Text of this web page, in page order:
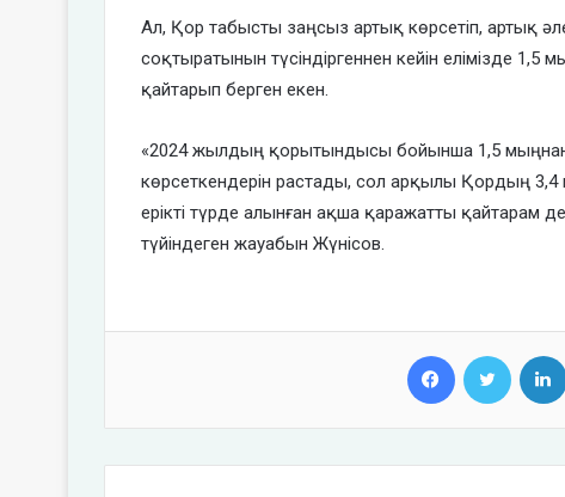
Ал, Қор табысты заңсыз артық көрсетіп, артық
соқтыратынын түсіндіргеннен кейін елімізде 1,5
қайтарып берген екен.
«2024 жылдың қорытындысы бойынша 1,5
көрсеткендерін растады, сол арқылы Қордың 3,4
ерікті түрде алынған ақша қаражатты қайтарам
түйіндеген жауабын Жүнісов.
Facebook Twitter